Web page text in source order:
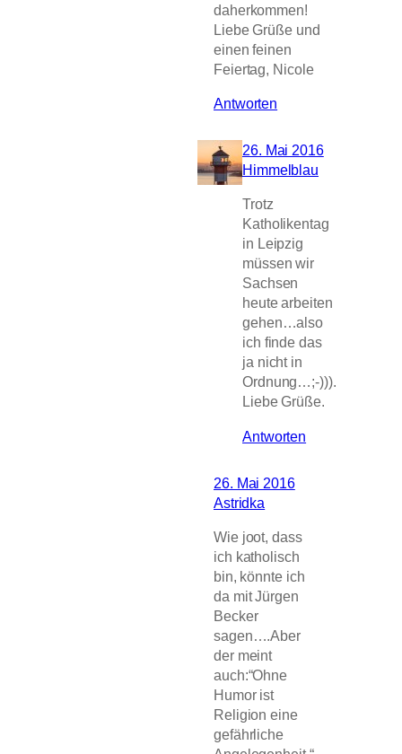
daherkommen!
Liebe Grüße und
einen feinen
Feiertag, Nicole
Antworten
26. Mai 2016
Himmelblau
Trotz
Katholikentag
in Leipzig
müssen wir
Sachsen
heute arbeiten
gehen…also
ich finde das
ja nicht in
Ordnung…;-))).
Liebe Grüße.
Antworten
26. Mai 2016
Astridka
Wie joot, dass
ich katholisch
bin, könnte ich
da mit Jürgen
Becker
sagen….Aber
der meint
auch:“Ohne
Humor ist
Religion eine
gefährliche